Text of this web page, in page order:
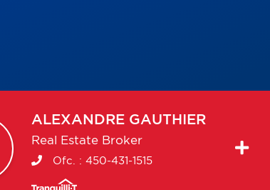
ALEXANDRE GAUTHIER
Real Estate Broker
Ofc. : 450-431-1515